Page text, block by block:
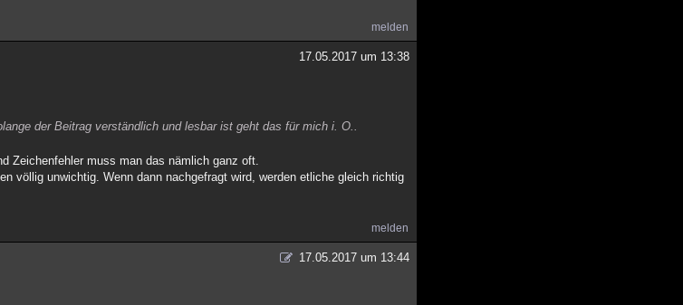
melden
17.05.2017 um 13:38
der Beitrag verständlich und lesbar ist geht das für mich i. O..
Zeichenfehler muss man das nämlich ganz oft.
völlig unwichtig. Wenn dann nachgefragt wird, werden etliche gleich richtig
melden
17.05.2017 um 13:44